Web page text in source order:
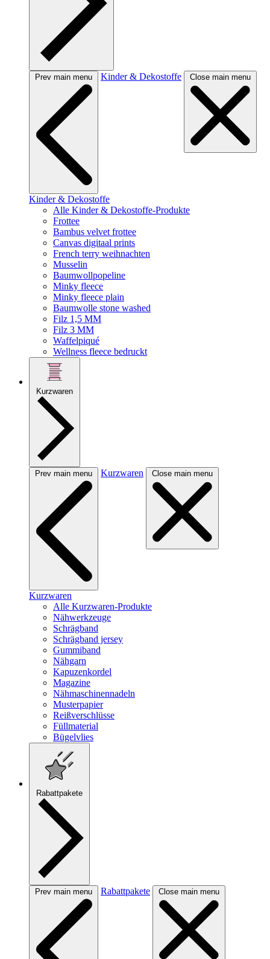
Prev main menu Kinder & Dekostoffe Close main menu
Kinder & Dekostoffe
Alle Kinder & Dekostoffe-Produkte
Frottee
Bambus velvet frottee
Canvas digitaal prints
French terry weihnachten
Musselin
Baumwollpopeline
Minky fleece
Minky fleece plain
Baumwolle stone washed
Filz 1,5 MM
Filz 3 MM
Waffelpiqué
Wellness fleece bedruckt
Kurzwaren
Prev main menu Kurzwaren Close main menu
Kurzwaren
Alle Kurzwaren-Produkte
Nähwerkzeuge
Schrägband
Schrägband jersey
Gummiband
Nähgarn
Kapuzenkordel
Magazine
Nähmaschinennadeln
Musterpapier
Reißverschlüsse
Füllmaterial
Bügelvlies
Rabattpakete
Prev main menu Rabattpakete Close main menu